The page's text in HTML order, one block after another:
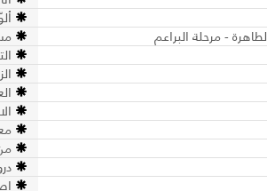
- مرحلة البراعم